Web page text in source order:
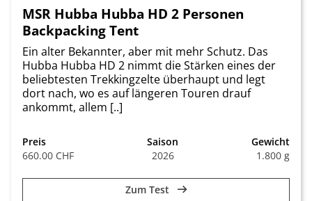
MSR Hubba Hubba HD 2 Personen
Backpacking Tent
Ein alter Bekannter, aber mit mehr Schutz. Das
Hubba Hubba HD 2 nimmt die Stärken eines der
beliebtesten Trekkingzelte überhaupt und legt
dort nach, wo es auf längeren Touren drauf
ankommt, allem [..]
Preis
660.00 CHF
Saison
2026
Gewicht
1.800 g
Zum Test